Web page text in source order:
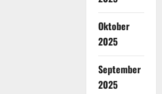
Oktober
2025
September
2025